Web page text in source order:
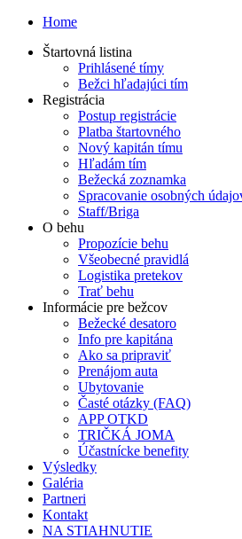
Home
Štartovná listina
Prihlásené tímy
Bežci hľadajúci tím
Registrácia
Postup registrácie
Platba štartovného
Nový kapitán tímu
Hľadám tím
Bežecká zoznamka
Spracovanie osobných
Staff/Briga
O behu
Propozície behu
Všeobecné pravidlá
Logistika pretekov
Trať behu
Informácie pre bežcov
Bežecké desatoro
Info pre kapitána
Ako sa pripraviť
Prenájom auta
Ubytovanie
Časté otázky (FAQ)
APP OTKD
TRIČKÁ JOMA
Účastnícke benefity
Výsledky
Galéria
Partneri
Kontakt
NA STIAHNUTIE